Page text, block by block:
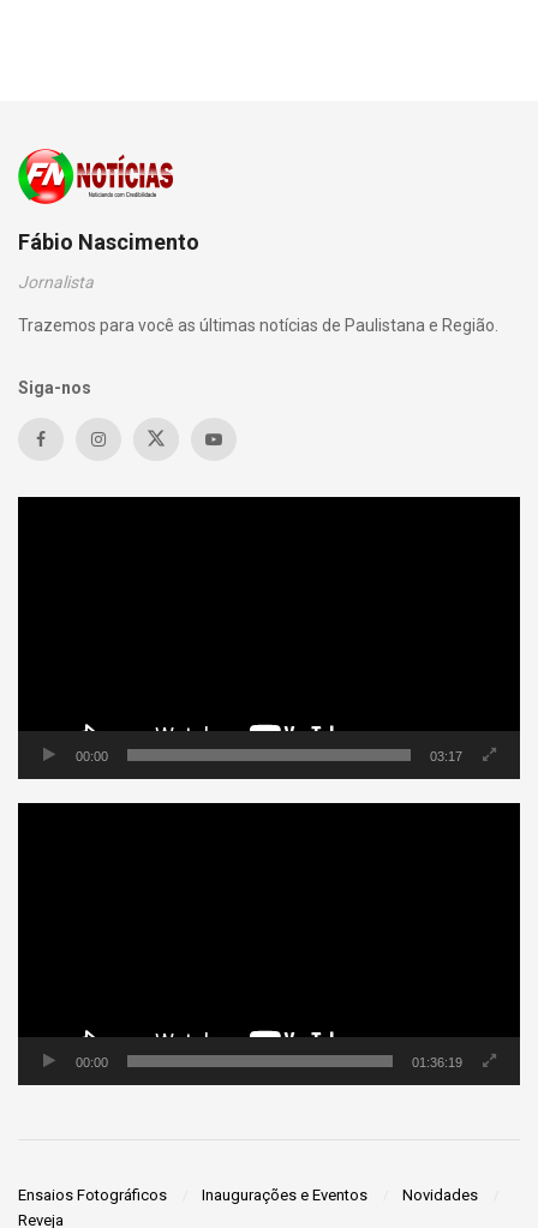
Fábio Nascimento
Jornalista
Trazemos para você as últimas notícias de Paulistana e Região.
Siga-nos
00:00 03:17
00:00 01:36:19
Ensaios Fotográficos Inaugurações e Eventos
Novidades
Reveja